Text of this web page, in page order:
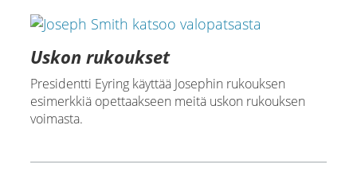
Uskon rukoukset
Presidentti Eyring käyttää Josephin rukouksen
esimerkkiä opettaakseen meitä uskon rukouksen
voimasta.